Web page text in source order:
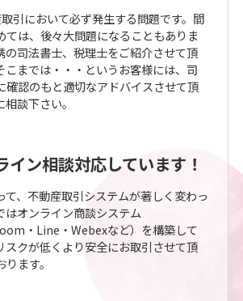
引において必ず発生する問題です。間
ては、後々大問題になることもありま
の司法書士、税理士をご紹介させて頂
こまでは・・・というお客様には、司
確認のもと適切なアドバイスさせて頂
談下さい。
イン相談対応しています！
て、不動産取引システムが著しく変わっ
はオンライン商談システム
・Line・Webexなど）を構築して
スクが低くより安全にお取引させて頂
ます。